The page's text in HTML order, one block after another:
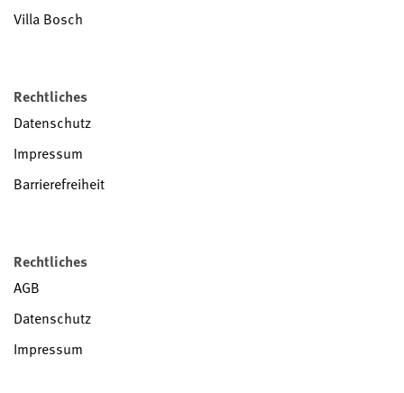
Villa Bosch
Rechtliches
Datenschutz
Impressum
Barrierefreiheit
Rechtliches
AGB
Datenschutz
Impressum